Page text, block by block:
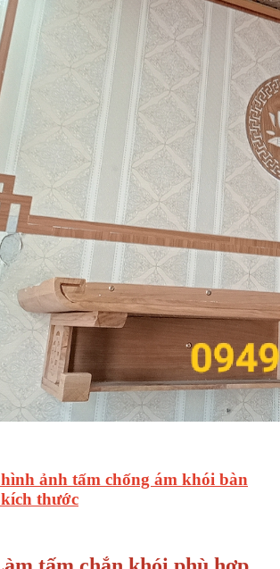
ảnh tấm chống ám khói bàn
thước